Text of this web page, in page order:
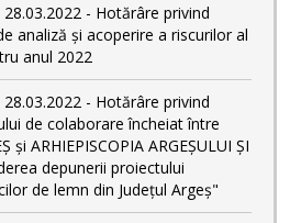
- Hotărâre privind
analiză și acoperire a riscurilor al
anul 2022
- Hotărâre privind
de colaborare încheiat între
și ARHIEPISCOPIA ARGEȘULUI ȘI
depunerii proiectului
de lemn din Județul Argeș"